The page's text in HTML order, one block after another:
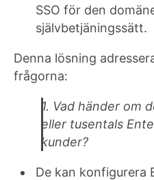
SSO för den
självbetjäningssätt.
Denna lösning
frågorna:
1. Vad händer om
eller tusentals
kunder?
De kan konfigurera